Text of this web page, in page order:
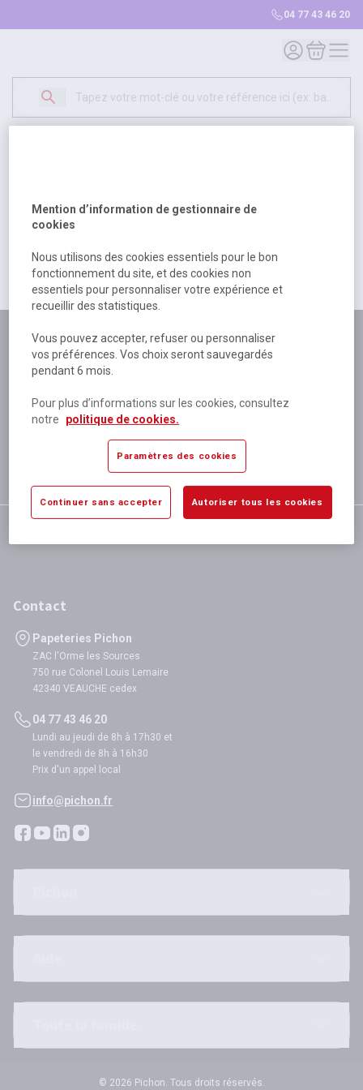
04 77 43 46 20
Mon compte
Mon
500
excuser pour la gêne occasionée.
Retour Retour à l'accueil
Plus de 180 personnes
à votre écoute
Plus de 80 000 références
disponibles
Expédition le jour même
si validation avant 12h
satisfaction totale
Contact
Papeteries Pichon
ZAC l'Orme les Sources
750 rue Colonel Louis Lemaire
42340 VEAUCHE cedex
04 77 43 46 20
Lundi au jeudi de 8h à 17h30 et
le vendredi de 8h à 16h30
Prix d'un appel local
info@pichon.fr
© 2026 Pichon. Tous droits réservés.
Mention d’information de gestionnaire de
cookies
Nous utilisons des cookies essentiels pour le bon
fonctionnement du site, et des cookies non
essentiels pour personnaliser votre expérience et
recueillir des statistiques.
Vous pouvez accepter, refuser ou personnaliser
vos préférences. Vos choix seront sauvegardés
pendant 6 mois.
Pour plus d’informations sur les cookies, consultez
notre
politique de cookies.
Paramètres des cookies
Continuer sans accepter Autoriser tous les cookies